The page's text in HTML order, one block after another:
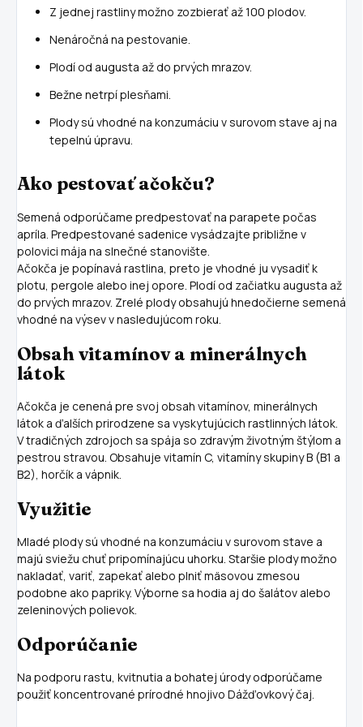
Z jednej rastliny možno zozbierať až 100 plodov.
Nenáročná na pestovanie.
Plodí od augusta až do prvých mrazov.
Bežne netrpí plesňami.
Plody sú vhodné na konzumáciu v surovom stave aj na
tepelnú úpravu.
Ako pestovať ačokču?
Semená odporúčame predpestovať na parapete počas
apríla. Predpestované sadenice vysádzajte približne v
polovici mája na slnečné stanovište.
Ačokča je popínavá rastlina, preto je vhodné ju vysadiť k
plotu, pergole alebo inej opore. Plodí od začiatku augusta až
do prvých mrazov. Zrelé plody obsahujú hnedočierne semená
vhodné na výsev v nasledujúcom roku.
Obsah vitamínov a minerálnych
látok
Ačokča je cenená pre svoj obsah vitamínov, minerálnych
látok a ďalších prirodzene sa vyskytujúcich rastlinných látok.
V tradičných zdrojoch sa spája so zdravým životným štýlom a
pestrou stravou. Obsahuje vitamín C, vitamíny skupiny B (B1 a
B2), horčík a vápnik.
Využitie
Mladé plody sú vhodné na konzumáciu v surovom stave a
majú sviežu chuť pripomínajúcu uhorku. Staršie plody možno
nakladať, variť, zapekať alebo plniť mäsovou zmesou
podobne ako papriky. Výborne sa hodia aj do šalátov alebo
zeleninových polievok.
Odporúčanie
Na podporu rastu, kvitnutia a bohatej úrody odporúčame
použiť koncentrované prírodné hnojivo Dážďovkový čaj.